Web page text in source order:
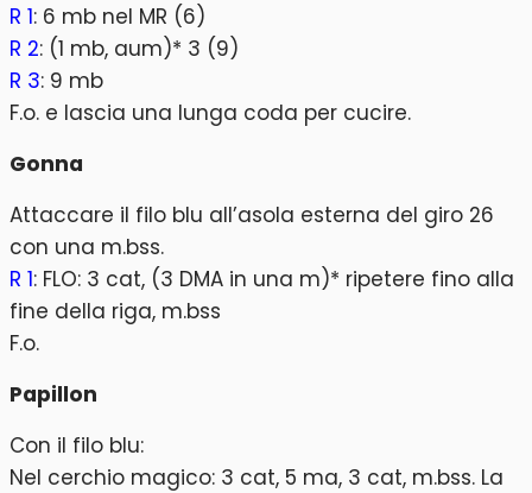
R 1: 6 mb nel MR (6)
R 2: (1 mb, aum)* 3 (9)
R 3: 9 mb
F.o. e lascia una lunga coda per cucire.
Gonna
Attaccare il filo blu all’asola esterna del giro 26
con una m.bss.
R 1: FLO: 3 cat, (3 DMA in una m)* ripetere fino alla
fine della riga, m.bss
F.o.
Papillon
Con il filo blu:
Nel cerchio magico: 3 cat, 5 ma, 3 cat, m.bss. La